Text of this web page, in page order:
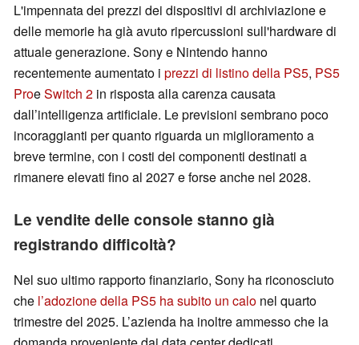
L'impennata dei prezzi dei dispositivi di archiviazione e
delle memorie ha già avuto ripercussioni sull'hardware di
attuale generazione. Sony e Nintendo hanno
recentemente aumentato i prezzi di listino della PS5, PS5
ProeSwitch 2 in risposta alla carenza causata
dall’intelligenza artificiale. Le previsioni sembrano poco
incoraggianti per quanto riguarda un miglioramento a
breve termine, con i costi dei componenti destinati a
rimanere elevati fino al 2027 e forse anche nel 2028.
Le vendite delle console stanno già
registrando difficoltà?
Nel suo ultimo rapporto finanziario, Sony ha riconosciuto
che l’adozione della PS5 ha subito un calo nel quarto
trimestre del 2025. L’azienda ha inoltre ammesso che la